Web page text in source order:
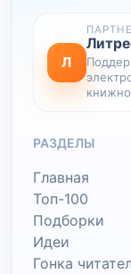
Л
РАЗДЕЛЫ
Главная
Топ-100
Подборки
Идеи
Гонка